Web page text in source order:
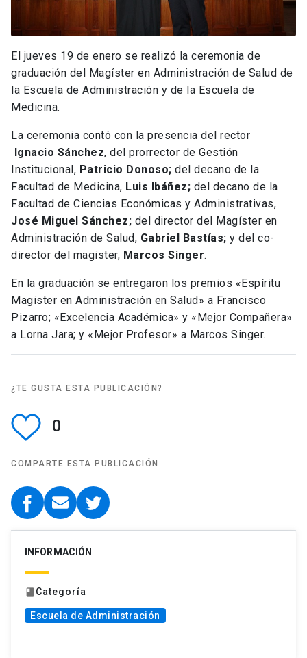
El jueves 19 de enero se realizó la ceremonia de
graduación del Magíster en Administración de Salud de
la Escuela de Administración y de la Escuela de
Medicina.
La ceremonia contó con la presencia del rector
Ignacio Sánchez, del prorrector de Gestión
Institucional, Patricio Donoso; del decano de la
Facultad de Medicina, Luis Ibáñez; del decano de la
Facultad de Ciencias Económicas y Administrativas,
José Miguel Sánchez; del director del Magíster en
Administración de Salud, Gabriel Bastías; y del co-
director del magister, Marcos Singer.
En la graduación se entregaron los premios «Espíritu
Magister en Administración en Salud» a Francisco
Pizarro; «Excelencia Académica» y «Mejor Compañera»
a Lorna Jara; y «Mejor Profesor» a Marcos Singer.
¿TE GUSTA ESTA PUBLICACIÓN?
0
COMPARTE ESTA PUBLICACIÓN
INFORMACIÓN
book Categoría
Escuela de Administración